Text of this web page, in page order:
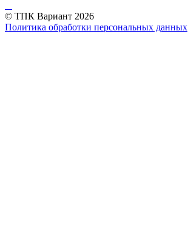
© ТПК Вариант 2026
Политика обработки персональных данных